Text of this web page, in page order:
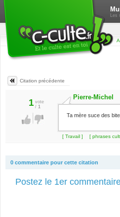
Les
Citation précédente
1 vote
/ 1
Pierre-Michel
Ta mère suce des
[ Travail ] [ phrases
0 commentaire pour cette citation
Postez le 1er